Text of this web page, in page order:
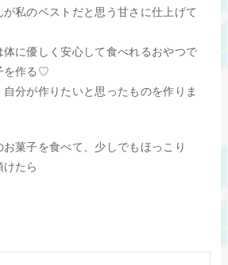
私のベストだと思う甘さに仕上げて
に優しく安心して食べれるおやつで
を作る♡
分が作りたいと思ったものを作りま
お菓子を食べて、少しでもほっこり
たら